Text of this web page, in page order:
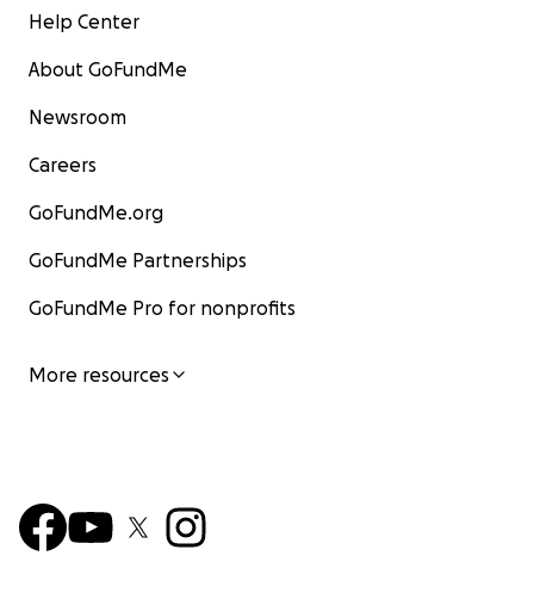
Help Center
About GoFundMe
Newsroom
Careers
GoFundMe.org
GoFundMe Partnerships
GoFundMe Pro for nonprofits
More resources